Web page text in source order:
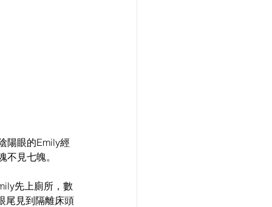
陽眼的Emily經
見七魄。
先上廁所，數
尾見到隔離床頭